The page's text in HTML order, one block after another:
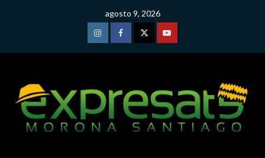
agosto 9, 2026
InstagramFacebookTwitterYoutube